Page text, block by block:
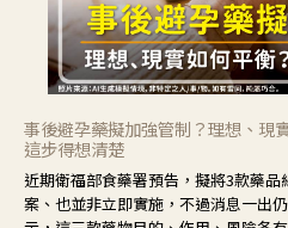
事後避孕藥擬加強管制？理想、現
這步得想清楚
近期衛福部食藥署預告，擬將3款藥
案、也並非立即實施，不過消息一出